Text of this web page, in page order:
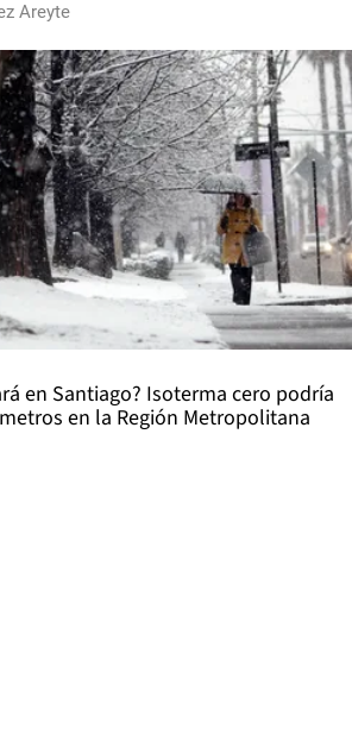
Areyte
en Santiago? Isoterma cero podría
en la Región Metropolitana